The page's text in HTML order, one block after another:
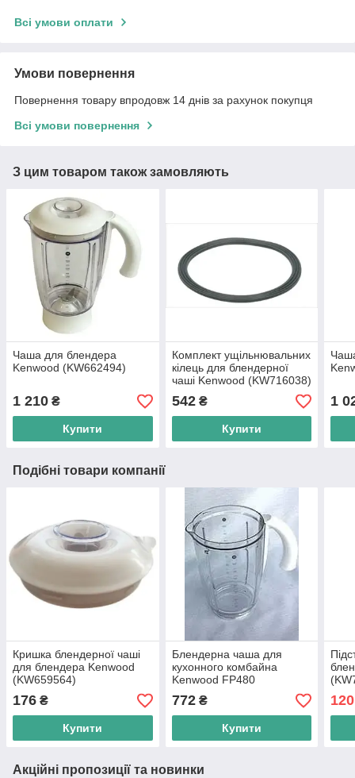
Всі умови оплати
Умови повернення
Повернення товару впродовж 14 днів за рахунок покупця
Всі умови повернення
З цим товаром також замовляють
Чаша для блендера
Kenwood (KW662494)
1 210 ₴
Купити
Комплект ущільнювальних
кілець для блендерної
чаші Kenwood (KW716038)
542₴
Купити
1
Подібні товари компанії
Кришка блендерної чаші
для блендера Kenwood
(KW659564)
176 ₴
Купити
Блендерна чаша для
кухонного комбайна
Kenwood FP480
772₴
Купити
120
Акційні пропозиції та новинки